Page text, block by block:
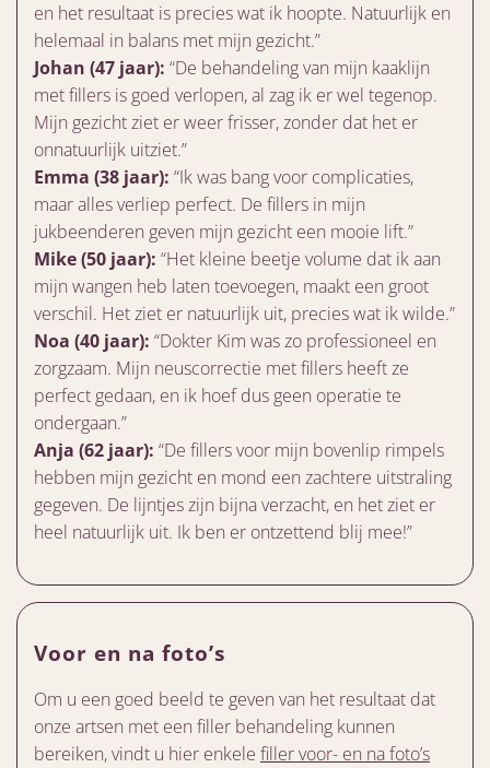
en het resultaat is precies wat ik hoopte. Natuurlijk en
helemaal in balans met mijn gezicht.”
Johan (47 jaar): “De behandeling van mijn kaaklijn
met fillers is goed verlopen, al zag ik er wel tegenop.
Mijn gezicht ziet er weer frisser, zonder dat het er
onnatuurlijk uitziet.”
Emma (38 jaar): “Ik was bang voor complicaties,
maar alles verliep perfect. De fillers in mijn
jukbeenderen geven mijn gezicht een mooie lift.”
Mike (50 jaar): “Het kleine beetje volume dat ik aan
mijn wangen heb laten toevoegen, maakt een groot
verschil. Het ziet er natuurlijk uit, precies wat ik wilde.”
Noa (40 jaar): “Dokter Kim was zo professioneel en
zorgzaam. Mijn neuscorrectie met fillers heeft ze
perfect gedaan, en ik hoef dus geen operatie te
ondergaan.”
Anja (62 jaar): “De fillers voor mijn bovenlip rimpels
hebben mijn gezicht en mond een zachtere uitstraling
gegeven. De lijntjes zijn bijna verzacht, en het ziet er
heel natuurlijk uit. Ik ben er ontzettend blij mee!”
Voor en na foto’s
Om u een goed beeld te geven van het resultaat dat
onze artsen met een filler behandeling kunnen
bereiken, vindt u hier enkele filler voor- en na foto’s